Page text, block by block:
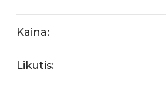
Kaina:
Likutis: